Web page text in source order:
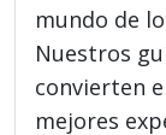
mundo de
Nuestros
convierten
mejores